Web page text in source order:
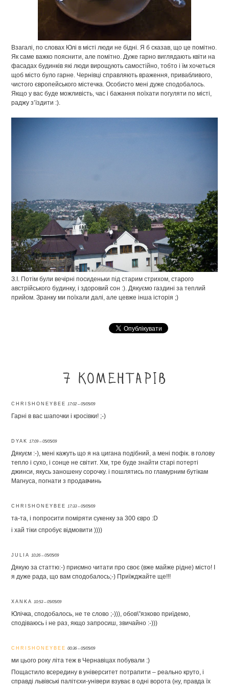
Взагалі, по словах Юлі в місті люди не бідні. Я б сказав, що це помітно.
Як саме важко пояснити, але помітно. Дуже гарно виглядають квіти на
фасадах будинків які люди вирощують самостійно, тобто і їм хочеться
щоб місто було гарне. Чернівці справляють враження, привабливого,
чистого європейського містечка. Особисто мені дуже сподобалось.
Якщо у вас буде можливість, час і бажання поїхати погуляти по місті,
раджу з’їздити :).
З.І. Потім були вечірні посиденьки під старим стрихом, старого
австрійського будинку, і здоровий сон :). Дякуємо газдині за теплий
прийом. Зранку ми поїхали далі, але цевже інша історія ;)
7 коментарів
CHRISHONEYBEE 17:02 – 05/05/09
Гарні в вас шапочки і кросівки! ;-)
DYAK 17:09 – 05/05/09
Дякуєм :-), мені кажуть що я на цигана подібний, а мені пофік. в голову
тепло і сухо, і сонце не світит. Хм, тре буде знайти старі потерті
джинси, якусь заношену сорочку. і пошлятись по гламурним бутікам
Магнуса, погнати з продавчинь
CHRISHONEYBEE 17:33 – 05/05/09
та-та, і попросити поміряти сукенку за 300 євро :D
і хай тіки спробує відмовити ))))
JULIA 10:26 – 05/05/09
Дякую за статтю:-) приємно читати про своє (вже майже рідне) місто! І
я дуже рада, що вам сподобалось;-) Приїжджайте ще!!!
XANKA 10:53 – 05/05/09
Юлічка, сподобалось, не те слово ;-))), обов\”язково приїдемо,
сподіваюсь і не раз, якщо запросиш, звичайно :-)))
CHRISHONEYBEE 00:36 – 05/05/09
ми цього року літа теж в Чернавіцах побували :)
Пощастило всередину в університет потрапити – реально круто, і
справді львівські палітєхи-універи взуває в одні ворота (ну, правда їх